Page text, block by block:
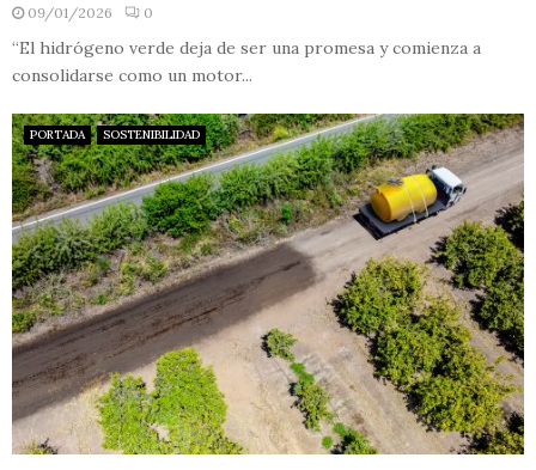
09/01/2026 0
“El hidrógeno verde deja de ser una promesa y comienza a
consolidarse como un motor...
PORTADA SOSTENIBILIDAD